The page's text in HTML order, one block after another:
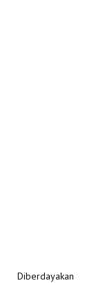
Diberdayakan